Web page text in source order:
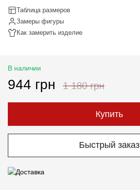
Таблица размеров
Замеры фигуры
Как замерить изделие
В наличии
944 грн 1 180 грн
Купить
Быстрый заказ